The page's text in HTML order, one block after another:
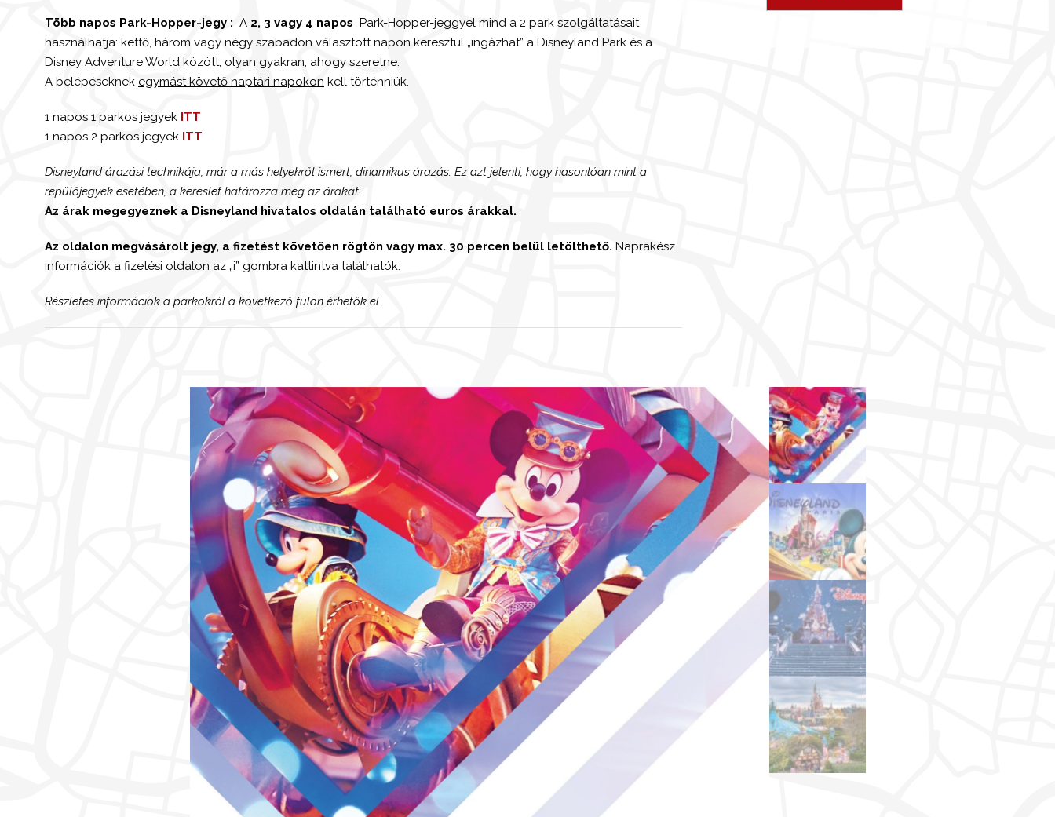
Több napos Park-Hopper-jegy : A 2, 3 vagy 4 napos Park-Hopper-jeggyel mind a 2 park szolgáltatásait
használhatja: kettő, három vagy négy szabadon választott napon keresztül „ingázhat” a Disneyland Park és a
Disney Adventure World között, olyan gyakran, ahogy szeretne.
A belépéseknek egymást követő naptári napokon kell történniük.
1 napos 1 parkos jegyek ITT
1 napos 2 parkos jegyek ITT
Disneyland árazási technikája, már a más helyekről ismert, dinamikus árazás. Ez azt jelenti, hogy hasonlóan mint a
repülőjegyek esetében, a kereslet határozza meg az árakat.
Az árak megegyeznek a Disneyland hivatalos oldalán található euros árakkal.
Az oldalon megvásárolt jegy, a fizetést követően rögtön vagy max. 30 percen belül letölthető. Naprakész
információk a fizetési oldalon az „i” gombra kattintva találhatók.
Részletes információk a parkokról a következő fülön érhetők el.